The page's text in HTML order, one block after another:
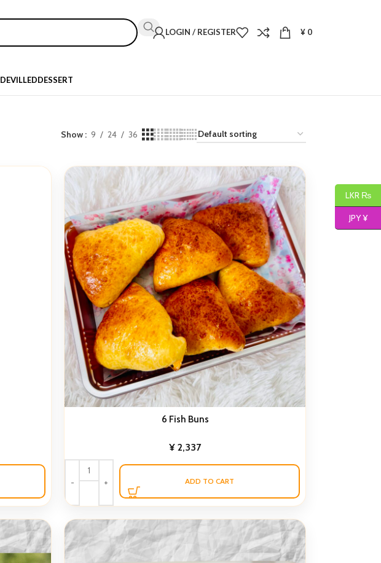
LOGIN / REGISTER ¥ 0
DEVILLEDDESSERT
Show 9 24 36
6 Fish Buns
¥ 2,337
ADD TO CART
LKR ₨
JPY ¥